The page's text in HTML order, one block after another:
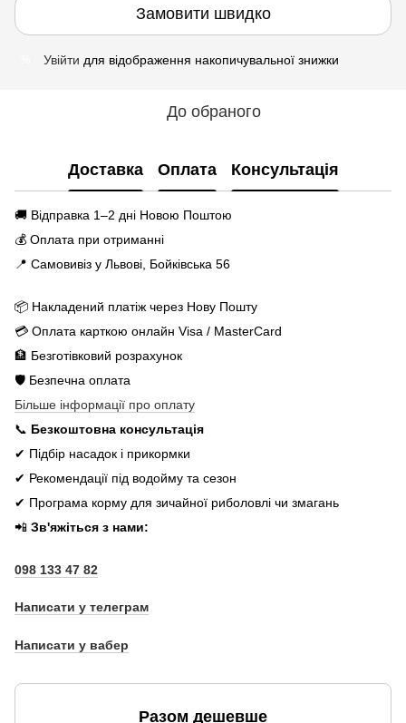
Замовити швидко
Увійти для відображення накопичувальної знижки
До обраного
Доставка Оплата Консультація
🚚 Відправка 1–2 дні Новою Поштою
💰 Оплата при отриманні
📍 Самовивіз у Львові, Бойківська 56
📦 Накладений платіж через Нову Пошту
💳 Оплата карткою онлайн Visa / MasterCard
🏦 Безготівковий розрахунок
🛡️ Безпечна оплата
Більше інформації про оплату
📞 Безкоштовна консультація
✔ Підбір насадок і прикормки
✔ Рекомендації під водойму та сезон
✔ Програма корму для зичайної риболовлі чи змагань
📲 Зв'яжіться з нами:
098 133 47 82
Написати у телеграм
Написати у вабер
Разом дешевше